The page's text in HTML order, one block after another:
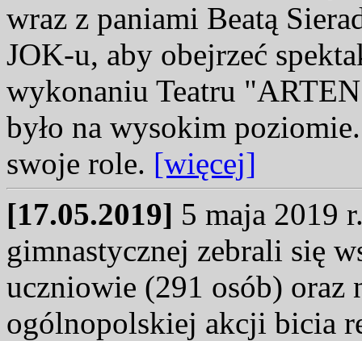
wraz z paniami Beatą
JOK-u, aby obejrzeć
wykonaniu Teatru
było na wysokim
swoje role. [więcej]
[17.05.2019] 5 maja 2019
gimnastycznej zebrali się
uczniowie (291 osób) oraz
ogólnopolskiej akcji bicia